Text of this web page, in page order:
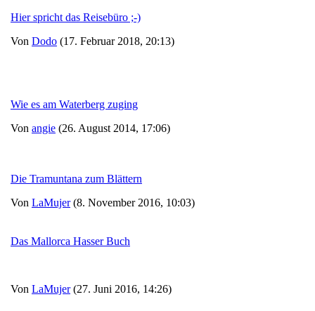
Hier spricht das Reisebüro ;-)
Von Dodo (17. Februar 2018, 20:13)
Wie es am Waterberg zuging
Von angie (26. August 2014, 17:06)
Die Tramuntana zum Blättern
Von LaMujer(8. November 2016, 10:03)
Das Mallorca Hasser Buch
Von LaMujer(27. Juni 2016, 14:26)